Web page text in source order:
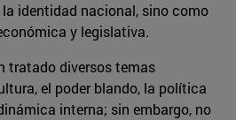
identidad nacional, sino como
y legislativa.
tratado diversos temas
el poder blando, la política
interna; sin embargo, no